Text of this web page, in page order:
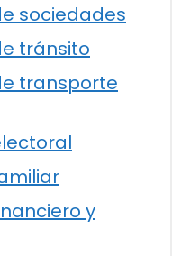
sociedades
tránsito
transporte
y